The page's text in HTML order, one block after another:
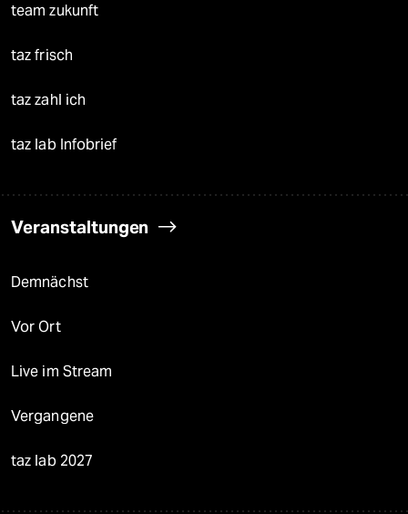
team zukunft
taz frisch
taz zahl ich
taz lab Infobrief
Veranstaltungen
Demnächst
Vor Ort
Live im Stream
Vergangene
taz lab 2027